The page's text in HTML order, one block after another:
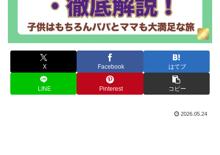
X Facebook はてブ
LINE Pinterest コピー
2026.05.24